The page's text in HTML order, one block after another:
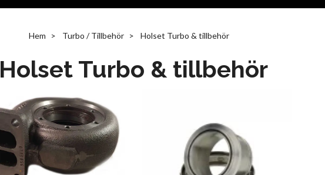
Hem Turbo / Tillbehör Holset Turbo & tillbehör
Holset Turbo & tillbehör